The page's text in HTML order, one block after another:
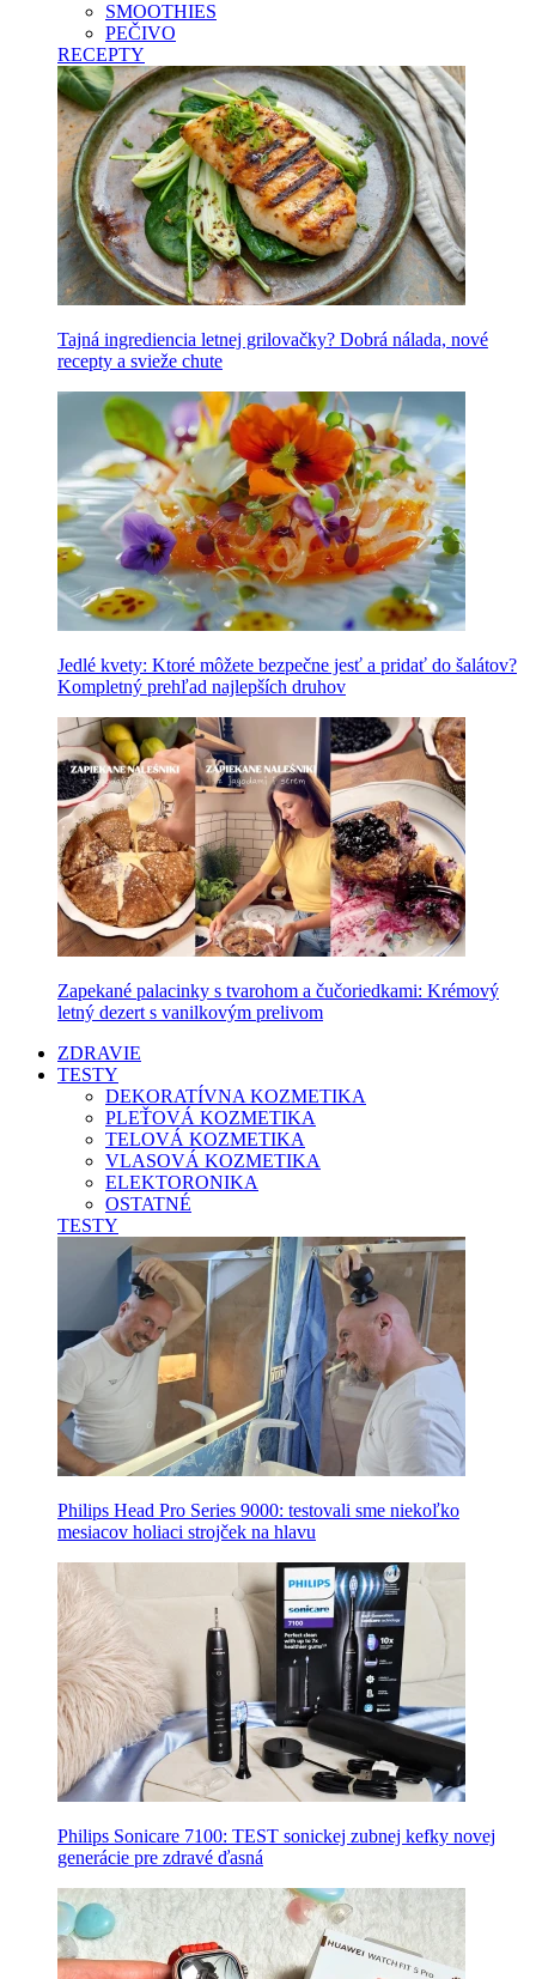
SMOOTHIES
PEČIVO
RECEPTY
Tajná ingrediencia letnej grilovačky? Dobrá nálada, nové
recepty a svieže chute
Jedlé kvety: Ktoré môžete bezpečne jesť a pridať do šalátov?
Kompletný prehľad najlepších druhov
Zapekané palacinky s tvarohom a čučoriedkami: Krémový
letný dezert s vanilkovým prelivom
ZDRAVIE
TESTY
DEKORATÍVNA KOZMETIKA
PLEŤOVÁ KOZMETIKA
TELOVÁ KOZMETIKA
VLASOVÁ KOZMETIKA
ELEKTORONIKA
OSTATNÉ
TESTY
Philips Head Pro Series 9000: testovali sme niekoľko
mesiacov holiaci strojček na hlavu
Philips Sonicare 7100: TEST sonickej zubnej kefky novej
generácie pre zdravé ďasná